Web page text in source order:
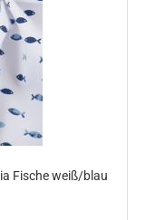
Fische weiß/blau